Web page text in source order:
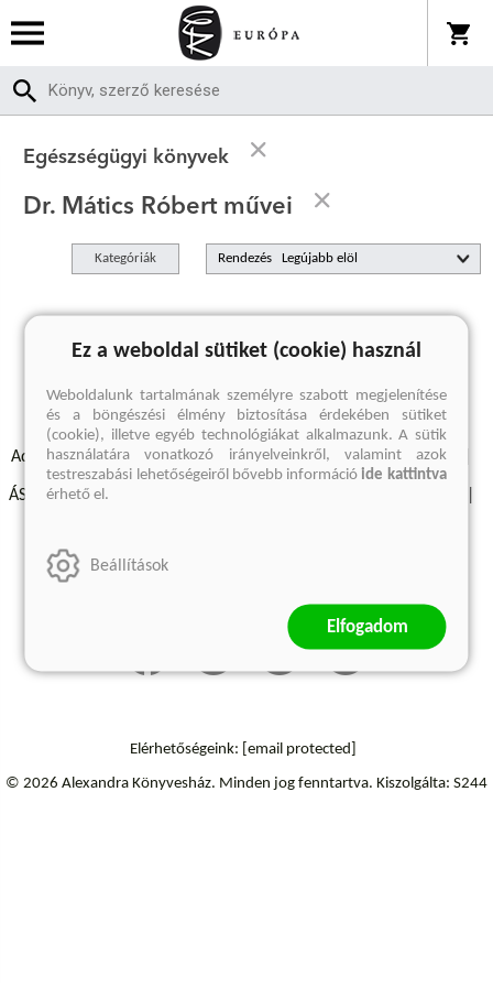
Egészségügyi könyvek
Dr. Mátics Róbert művei
Kategóriák Rendezés
A keresett kifejezésre nincs találat
Adatvédelmi szabályzatok Elállási felmondási nyilatkozat
ÁSZF - Vásárlási feltételek
Szállítási információk
Elérhetőségeink: [email protected]
© 2026 Alexandra Könyvesház. Minden jog fenntartva. Kiszolgálta: S244
Ez a weboldal sütiket (cookie) használ
Weboldalunk tartalmának személyre szabott megjelenítése
és a böngészési élmény biztosítása érdekében sütiket
(cookie), illetve egyéb technológiákat alkalmazunk. A sütik
használatára vonatkozó irányelveinkről, valamint azok
testreszabási lehetőségeiről bővebb információide kattintva
érhető el.
Beállítások
Elfogadom